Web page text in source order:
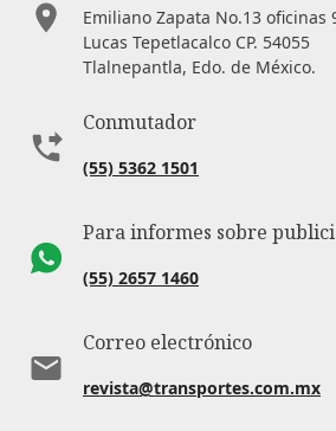
Emiliano Zapata No.13 oficinas
Lucas Tepetlacalco CP. 54055
Tlalnepantla, Edo. de México.
Conmutador
(55) 5362 1501
Para informes sobre
(55) 2657 1460
Correo electrónico
revista@transportes.com.mx